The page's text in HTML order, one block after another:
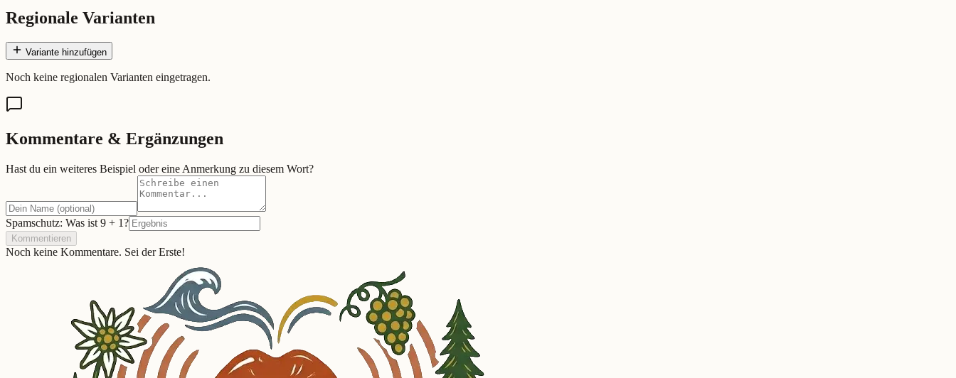
Regionale Varianten
Variante hinzufügen
Noch keine regionalen Varianten eingetragen.
Kommentare & Ergänzungen
Hast du ein weiteres Beispiel oder eine Anmerkung zu diesem Wort?
Spamschutz: Was ist 9 + 1?
Kommentieren
Noch keine Kommentare. Sei der Erste!